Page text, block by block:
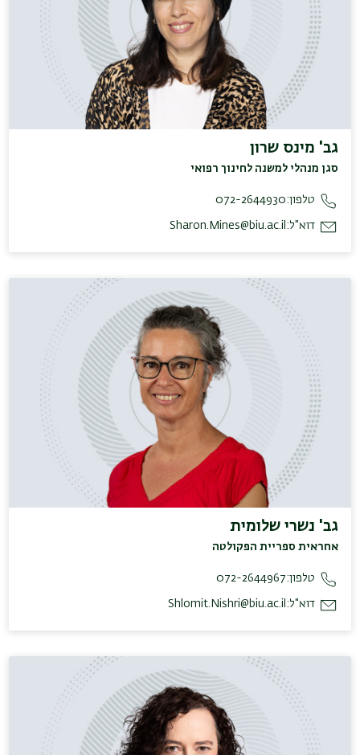
גב' מינס שרון
סגן מנהלי למשנה לחינוך רפואי
טלפון:072-2644930
דוא"ל: Sharon.Mines@biu.ac.il
גב' נשרי שלומית
אחראית ספריית הפקולטה
טלפון:072-2644967
דוא"ל: Shlomit.Nishri@biu.ac.il